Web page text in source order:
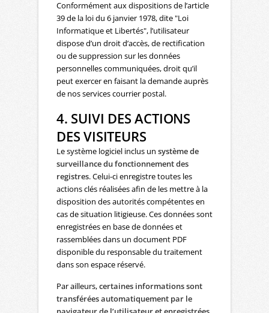
Conformément aux dispositions de l’article
39 de la loi du 6 janvier 1978, dite "Loi
Informatique et Libertés", l’utilisateur
dispose d’un droit d’accès, de rectification
ou de suppression sur les données
personnelles communiquées, droit qu’il
peut exercer en faisant la demande auprès
de nos services courrier postal.
4. SUIVI DES ACTIONS
DES VISITEURS
Le système logiciel inclus un système de
surveillance du fonctionnement des
registres. Celui-ci enregistre toutes les
actions clés réalisées afin de les mettre à la
disposition des autorités compétentes en
cas de situation litigieuse. Ces données sont
enregistrées en base de données et
rassemblées dans un document PDF
disponible du responsable du traitement
dans son espace réservé.
Par ailleurs,certaines informations sont
transférées automatiquement par le